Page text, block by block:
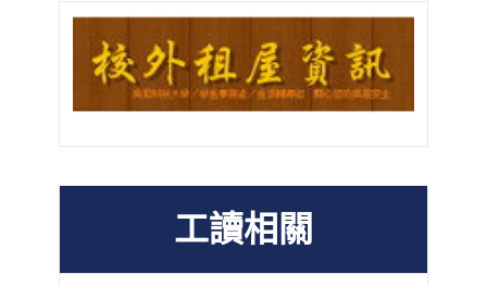
工讀相關